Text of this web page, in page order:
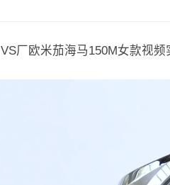
VS厂欧米茄海马150M女款视频